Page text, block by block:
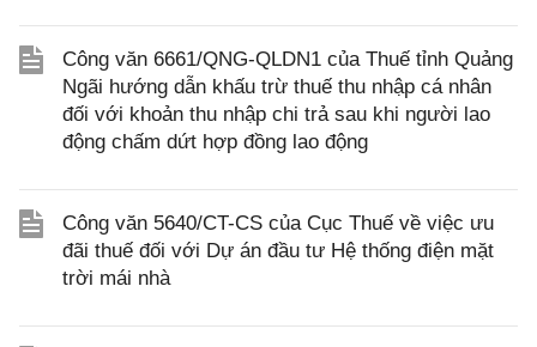
Công văn 6661/QNG-QLDN1 của Thuế tỉnh Quảng
Ngãi hướng dẫn khấu trừ thuế thu nhập cá nhân
đối với khoản thu nhập chi trả sau khi người lao
động chấm dứt hợp đồng lao động
Công văn 5640/CT-CS của Cục Thuế về việc ưu
đãi thuế đối với Dự án đầu tư Hệ thống điện mặt
trời mái nhà